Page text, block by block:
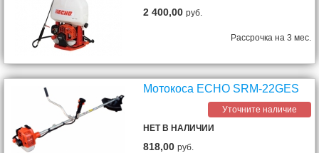
2 400,00руб.
Рассрочка на 3 мес.
Мотокоса ECHO SRM-22GES
Уточните наличие
НЕТ В НАЛИЧИИ
818,00руб.